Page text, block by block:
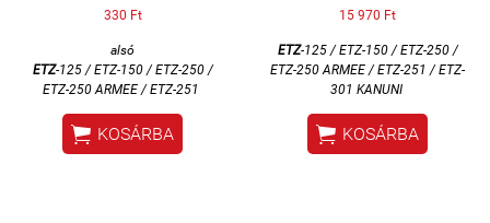
330 Ft
alsó
ETZ-125 / ETZ-150 / ETZ-250 /
ETZ-250 ARMEE / ETZ-251
 KOSÁRBA
15 970 Ft
ETZ-125 / ETZ-150 / ETZ-250 /
ETZ-250 ARMEE / ETZ-251 / ETZ-
301 KANUNI
 KOSÁRBA